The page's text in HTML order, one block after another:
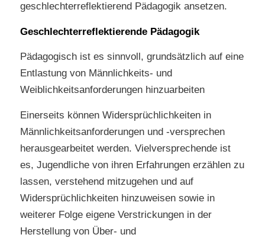
geschlechterreflektierend Pädagogik ansetzen.
Geschlechterreflektierende Pädagogik
Pädagogisch ist es sinnvoll, grundsätzlich auf eine
Entlastung von Männlichkeits- und
Weiblichkeitsanforderungen hinzuarbeiten
Einerseits können Widersprüchlichkeiten in
Männlichkeitsanforderungen und -versprechen
herausgearbeitet werden. Vielversprechende ist
es, Jugendliche von ihren Erfahrungen erzählen zu
lassen, verstehend mitzugehen und auf
Widersprüchlichkeiten hinzuweisen sowie in
weiterer Folge eigene Verstrickungen in der
Herstellung von Über- und